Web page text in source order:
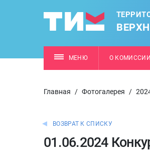
МЕНЮ О КОМИССИИ
Главная / Фотогалерея /
ВОЗВРАТ К СПИСКУ
01.06.2024